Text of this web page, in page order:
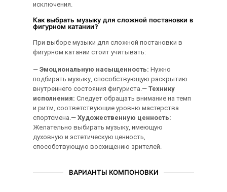
исключения.
Как выбрать музыку для сложной постановки в
фигурном катании?
При выборе музыки для сложной постановки в
фигурном катании стоит учитывать:
— Эмоциональную насыщенность: Нужно
подбирать музыку, способствующую раскрытию
внутреннего состояния фигуриста.— Технику
исполнения: Следует обращать внимание на темп
и ритм, соответствующие уровню мастерства
спортсмена.— Художественную ценность:
Желательно выбирать музыку, имеющую
духовную и эстетическую ценность,
способствующую восхищению зрителей.
ВАРИАНТЫ КОМПОНОВКИ